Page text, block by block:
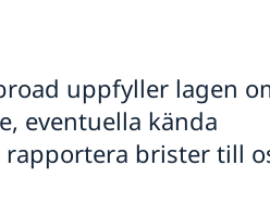
uppfyller lagen
eventuella kända
brister till